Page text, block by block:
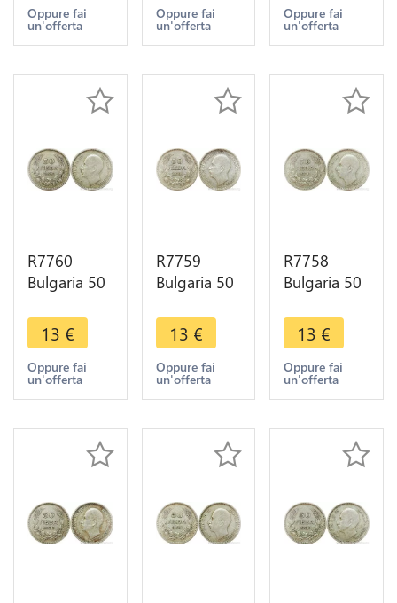
Make offer
Oppure fai
un'offerta
Make offer
Oppure fai
un'offerta
Make offer
Oppure fai
un'offerta
R7760
Bulgaria 50
III 1930 BP
Silver ->
Make offer
13 €
Oppure fai
un'offerta
R7759
Bulgaria 50
III 1930 BP
Silver ->
Make offer
13 €
Oppure fai
un'offerta
R7758
Bulgaria 50
III 1930 BP
Silver ->
Make offer
13 €
Oppure fai
un'offerta